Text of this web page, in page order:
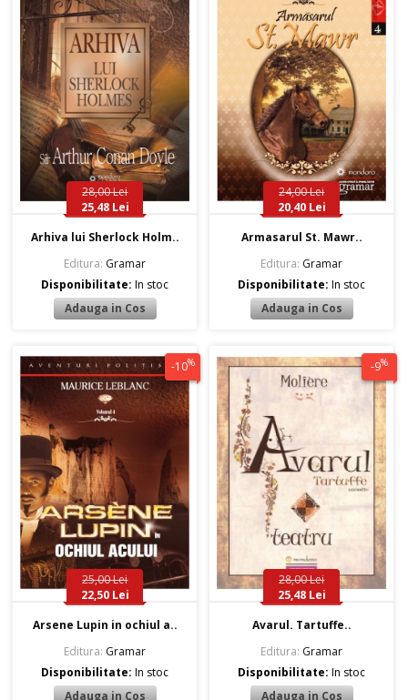
28,00 Lei
25,48 Lei
Arhiva lui Sherlock Holm..
Editura: Gramar
Disponibilitate:In stoc
24,00 Lei
20,40 Lei
Armasarul St. Mawr..
Editura: Gramar
Disponibilitate:In stoc
-10%
25,00 Lei
22,50 Lei
Arsene Lupin in ochiul a..
Editura: Gramar
Disponibilitate:In stoc
-9%
28,00 Lei
25,48 Lei
Avarul. Tartuffe..
Editura: Gramar
Disponibilitate:In stoc